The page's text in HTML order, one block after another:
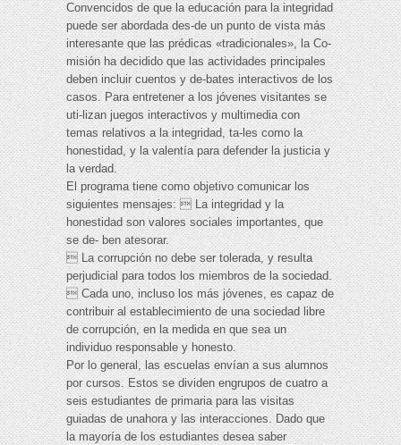
Convencidos de que la educación para la integridad
puede ser abordada des-de un punto de vista más
interesante que las prédicas «tradicionales», la Co-
misión ha decidido que las actividades principales
deben incluir cuentos y de-bates interactivos de los
casos. Para entretener a los jóvenes visitantes se
uti-lizan juegos interactivos y multimedia con
temas relativos a la integridad, ta-les como la
honestidad, y la valentía para defender la justicia y
la verdad.
El programa tiene como objetivo comunicar los
siguientes mensajes:  La integridad y la
honestidad son valores sociales importantes, que
se de- ben atesorar.
 La corrupción no debe ser tolerada, y resulta
perjudicial para todos los miembros de la sociedad.
 Cada uno, incluso los más jóvenes, es capaz de
contribuir al establecimiento de una sociedad libre
de corrupción, en la medida en que sea un
individuo responsable y honesto.
Por lo general, las escuelas envían a sus alumnos
por cursos. Estos se dividen engrupos de cuatro a
seis estudiantes de primaria para las visitas
guiadas de unahora y las interacciones. Dado que
la mayoría de los estudiantes desea saber